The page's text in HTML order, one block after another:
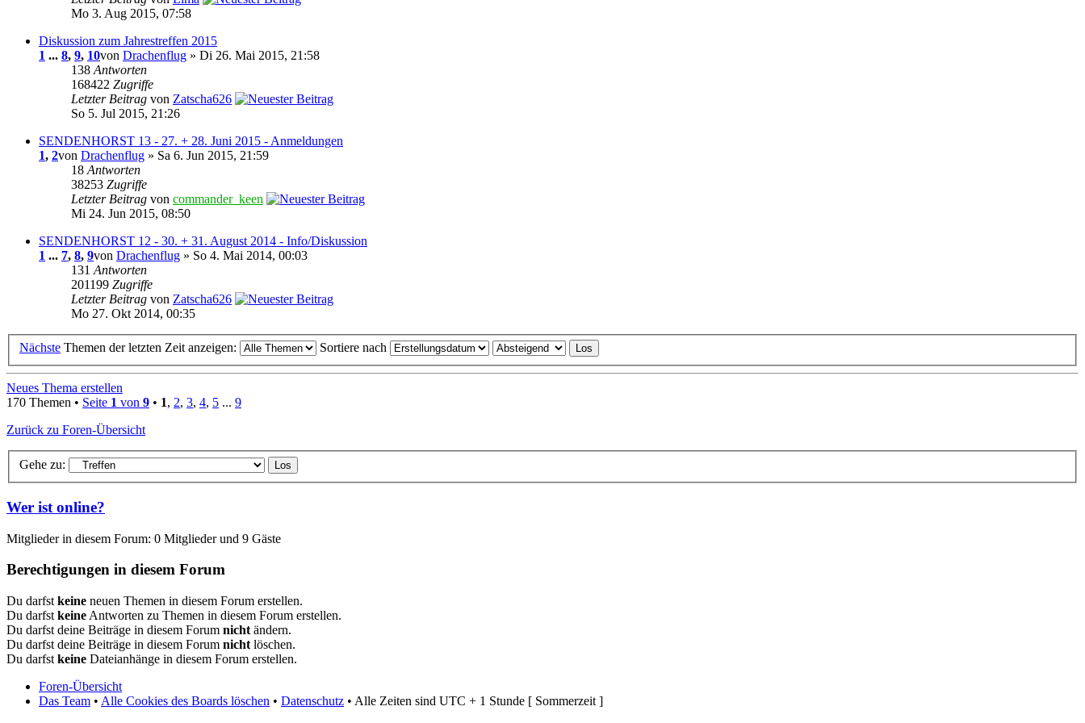
Mo 3. Aug 2015, 07:58
Diskussion zum Jahrestreffen 2015
1 ... 8, 9, 10von Drachenflug » Di 26. Mai 2015, 21:58
138 Antworten
168422 Zugriffe
Letzter Beitrag von Zatscha626
So 5. Jul 2015, 21:26
SENDENHORST 13 - 27. + 28. Juni 2015 - Anmeldungen
1, 2von Drachenflug » Sa 6. Jun 2015, 21:59
18 Antworten
38253 Zugriffe
Letzter Beitrag von commander_keen
Mi 24. Jun 2015, 08:50
SENDENHORST 12 - 30. + 31. August 2014 - Info/Diskussion
1 ... 7, 8, 9von Drachenflug » So 4. Mai 2014, 00:03
131 Antworten
201199 Zugriffe
Letzter Beitrag von Zatscha626
Mo 27. Okt 2014, 00:35
Nächste Themen der letzten Zeit anzeigen: Sortiere nach
Neues Thema erstellen
170 Themen • Seite 1 von 9 • 1, 2, 3, 4, 5 ... 9
Zurück zu Foren-Übersicht
Gehe zu:
Wer ist online?
Mitglieder in diesem Forum: 0 Mitglieder und 9 Gäste
Berechtigungen in diesem Forum
Du darfst keine neuen Themen in diesem Forum erstellen.
Du darfst keine Antworten zu Themen in diesem Forum erstellen.
Du darfst deine Beiträge in diesem Forum nicht ändern.
Du darfst deine Beiträge in diesem Forum nicht löschen.
Du darfst keine Dateianhänge in diesem Forum erstellen.
Foren-Übersicht
Das Team • Alle Cookies des Boards löschen • Datenschutz • Alle Zeiten sind UTC + 1 Stunde [ Sommerzeit ]